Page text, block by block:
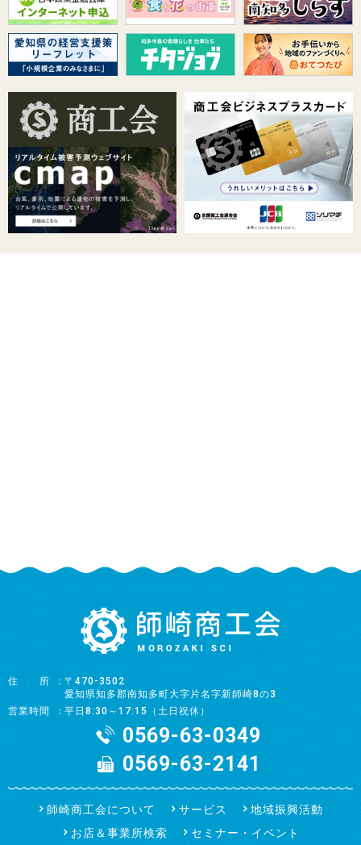
住所
〒470-3502
愛知県知多郡南知多町大字片名字新師崎8の3
営業時間
平日8:30～17:15（土日祝休）
0569-63-0349
0569-63-2141
師崎商工会について サービス
地域振興活動
お店＆事業所検索
セミナー・イベント